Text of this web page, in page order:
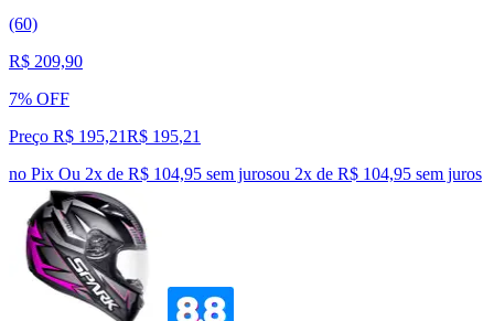
(60)
R$ 209,90
7% OFF
Preço R$ 195,21R$ 195,21
no Pix Ou 2x de R$ 104,95 sem jurosou 2x de R$ 104,95 sem juros